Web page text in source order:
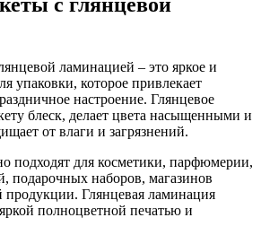
ламинацией – это яркое и
упаковки, которое привлекает
настроение. Глянцевое
блеск, делает цвета насыщенными и
от влаги и загрязнений.
подходят для косметики, парфюмерии,
подарочных наборов, магазинов
Глянцевая ламинация
полноцветной печатью и